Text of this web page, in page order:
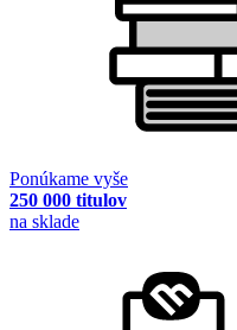
Ponúkame vyše
250 000 titulov
na sklade